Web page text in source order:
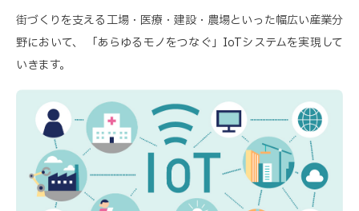
街づくりを支える工場・医療・建設・農場といった幅広い産業分
野において、
「あらゆるモノをつなぐ」IoTシステムを実現して
いきます。